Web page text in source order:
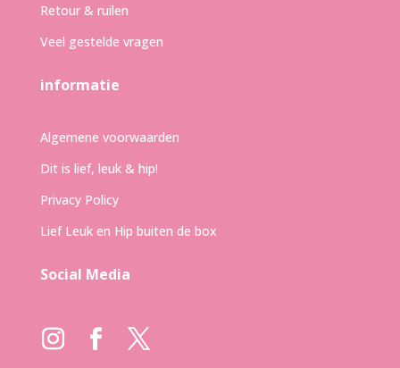
Retour & ruilen
Veel gestelde vragen
informatie
Algemene voorwaarden
Dit is lief, leuk & hip!
Privacy Policy
Lief Leuk en Hip buiten de box
Social Media